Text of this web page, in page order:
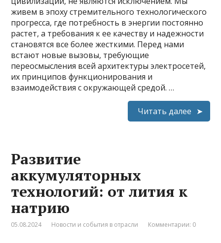
живем в эпоху стремительного технологического
прогресса, где потребность в энергии постоянно
растет, а требования к ее качеству и надежности
становятся все более жесткими. Перед нами
встают новые вызовы, требующие
переосмысления всей архитектуры электросетей,
их принципов функционирования и
взаимодействия с окружающей средой. …
Читать далее
Развитие
аккумуляторных
технологий: от лития к
натрию
05.08.2024 Новости и события в отрасли Комментарии: 0